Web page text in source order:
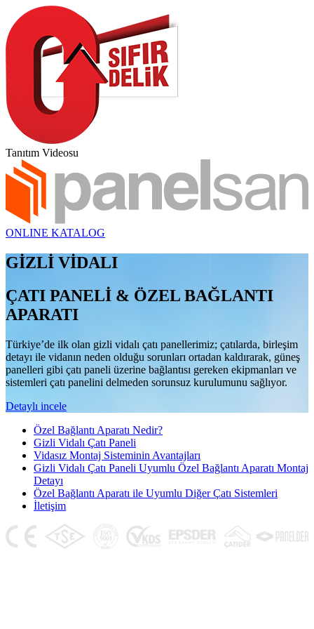
Tanıtım Videosu
ONLINE KATALOG
GİZLİ VİDALI
ÇATI PANELİ & ÖZEL BAĞLANTI
APARATI
Türkiye’de ilk olan gizli vidalı çatı panellerimiz; çatılarda, birleşim
detayı ile vidanın neden olduğu sorunları ortadan kaldırarak, güneş
panelleri gibi çatı paneli üzerine bağlantısı gereken ekipmanları ve
sistemleri çatı panelini delmeden sorunsuz kurulumunu sağlıyor.
Detaylı incele
Özel Bağlantı Aparatı Nedir?
Gizli Vidalı Çatı Paneli
Vidasız Montaj Sisteminin Avantajları
Gizli Vidalı Çatı Paneli Uyumlu Özel Bağlantı Aparatı Montaj
Detayı
Özel Bağlantı Aparatı ile Uyumlu Diğer Çatı Sistemleri
İletişim